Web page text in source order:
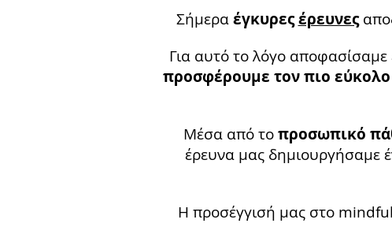
Σήμεραέγκυρες έρευνες
Για αυτό το λόγο
προσφέρουμε τον πιο εύκολο
Μέσα από τοπροσωπικό
έρευνα μας δημιουργήσαμε
Η προσέγγισή μας στο